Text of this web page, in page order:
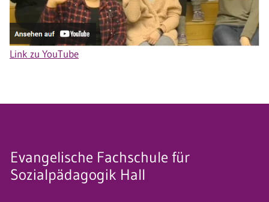
Link zu YouTube
Evangelische Fachschule für
Sozialpädagogik Hall